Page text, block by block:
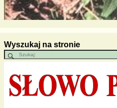
Wyszukaj na stronie